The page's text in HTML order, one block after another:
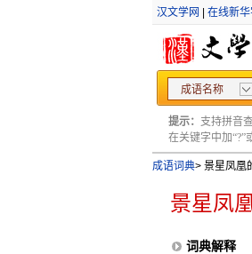
汉文学网 在线新
成语名称
提示： 支持拼音
在关键字中加“?”
成语词典>景星凤凰
景星凤
词典解释